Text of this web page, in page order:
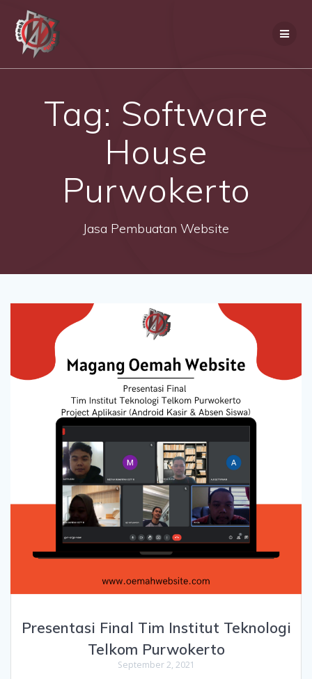
Tag: Software
House
Purwokerto
Jasa Pembuatan Website
Presentasi Final Tim Institut Teknologi
Telkom Purwokerto
September 2, 2021